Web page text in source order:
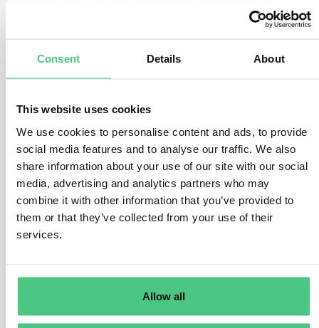
Consent Details About
This website uses cookies
We use cookies to personalise content and ads, to provide
social media features and to analyse our traffic. We also
share information about your use of our site with our social
media, advertising and analytics partners who may
combine it with other information that you’ve provided to
them or that they’ve collected from your use of their
services.
Allow all
Die Unternehmen müssen sich mit den von ihren Handlungen
Betroffenen auseinandersetzen, einen Beschwerdemechanismus
Wirksamkeit regelmäßig überwachen. Die EU-Regierungen müssen
der Unternehmen befassen und Informationen über Inhalt und
Kriterien, entsprechende Leitlinien der Kommission und
Informationen für die Betroffenen bereitstellen.
Weiterverfolgung der Berichte
Organisationen sind verpflichtet, eingehende Berichte auf sichere
Weise zu registrieren. Alle meldungsbezogenen Daten müssen in
strengeren Anforderungen. In vielen Fällen bedeutet dies, dass die
Organisationen die administrativen Aspekte des Whistleblowing